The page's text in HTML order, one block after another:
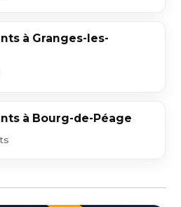
à Granges-les-
à Bourg-de-Péage